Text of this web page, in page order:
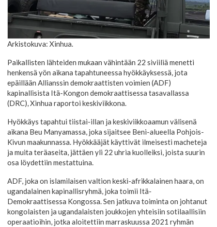
Arkistokuva: Xinhua.
Paikallisten lähteiden mukaan vähintään 22 siviiliä menetti
henkensä yön aikana tapahtuneessa hyökkäyksessä, jota
epäillään Allianssin demokraattisten voimien (ADF)
kapinallisista Itä-Kongon demokraattisessa tasavallassa
(DRC), Xinhua raportoi keskiviikkona.
Hyökkäys tapahtui tiistai-illan ja keskiviikkoaamun välisenä
aikana Beu Manyamassa, joka sijaitsee Beni-alueella Pohjois-
Kivun maakunnassa. Hyökkääjät käyttivät ilmeisesti macheteja
ja muita teräaseita, jättäen yli 22 uhria kuolleiksi, joista suurin
osa löydettiin mestattuina.
ADF, joka on islamilaisen valtion keski-afrikkalainen haara, on
ugandalainen kapinallisryhmä, joka toimii Itä-
Demokraattisessa Kongossa. Sen jatkuva toiminta on johtanut
kongolaisten ja ugandalaisten joukkojen yhteisiin sotilaallisiin
operaatioihin, jotka aloitettiin marraskuussa 2021 ryhmän